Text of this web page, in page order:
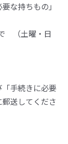
な持ちもの」
（土曜・日
手続きに必要
送してくださ